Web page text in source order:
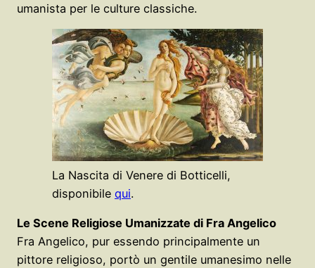
umanista per le culture classiche.
La Nascita di Venere di Botticelli,
disponibile qui.
Le Scene Religiose Umanizzate di Fra Angelico
Fra Angelico, pur essendo principalmente un
pittore religioso, portò un gentile umanesimo nelle